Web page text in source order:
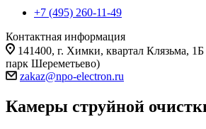
+7 (495) 260-11-49
Контактная информация
141400, г. Химки, квартал Клязьма,
парк Шереметьево)
zakaz@npo-electron.ru
Камеры струйной